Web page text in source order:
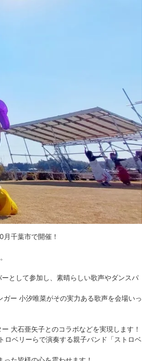
千葉市で開催！
として参加し、素晴らしい歌声やダンスパ
ー 小汐唯菜がその実力ある歌声を会場いっ
大石亜矢子とのコラボなどを実現します！
ベリーらで演奏する親子バンド「ストロベ